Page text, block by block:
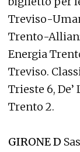
Treviso-
Trento-
Energia
Treviso.
Trieste 6,
Trento 2.
GIRONE D